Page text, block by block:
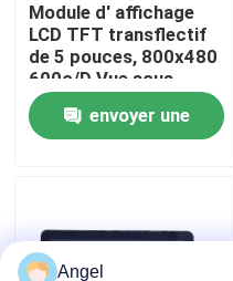
Contrôle de qualité
Contactez-nous
Affichage d'affichage à
Module d' affichage
LCD TFT transflectif
de 5 pouces, 800x480
600c/D Vue sous
angle 6:00
envoyer une
Angel